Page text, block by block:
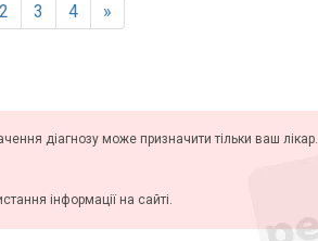
2 3 4 »
діагнозу може призначити тільки ваш лікар.
інформації на сайті.